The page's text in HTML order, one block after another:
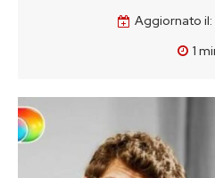
Aggiornato il:
1